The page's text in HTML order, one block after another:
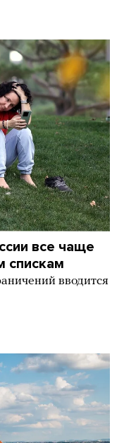
все чаще
спискам
вводится